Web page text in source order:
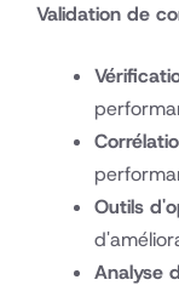
Validation de
Outils
Analyse